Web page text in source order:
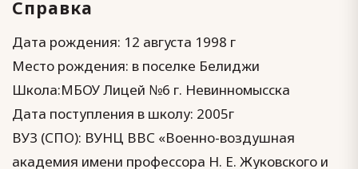
Справка
Дата рождения: 12 августа 1998 г
Место рождения: в поселке Белиджи
Школа:МБОУ Лицей №6 г. Невинномысска
Дата поступления в школу: 2005г
ВУЗ (СПО): ВУНЦ ВВС «Военно-воздушная
академия имени профессора Н. Е. Жуковского и